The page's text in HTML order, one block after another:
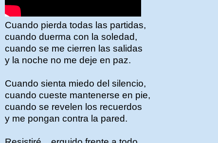
Cuando pierda todas las partidas,
cuando duerma con la soledad,
cuando se me cierren las salidas
y la noche no me deje en paz.
Cuando sienta miedo del silencio,
cuando cueste mantenerse en pie,
cuando se revelen los recuerdos
y me pongan contra la pared.